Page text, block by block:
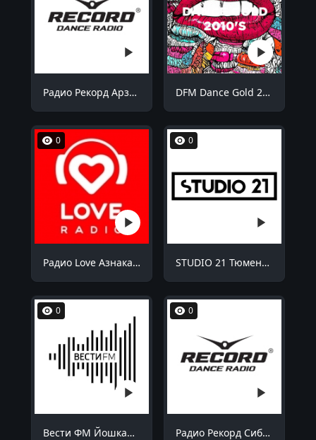
Радио Рекорд Арзамас 91.2 FM DFM Dance Gold 2010s
0
Радио Love Азнакаево 98.8 FM
0
STUDIO 21 Тюмень 87.9 FM
0
Вести ФМ Йошкар-Ола 90.9 FM
0
Радио Рекорд Сибай 100.7 FM